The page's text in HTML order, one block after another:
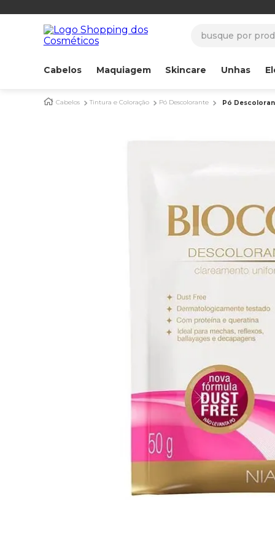
Cabelos Maquiagem Skincare Unhas
Cabelos Tintura e Coloração Pó Descolorante Pó